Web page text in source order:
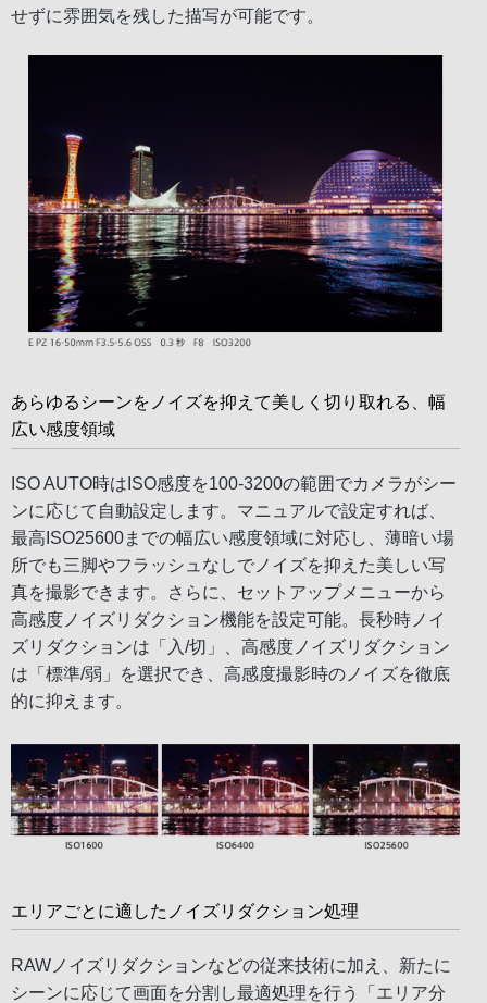
せずに雰囲気を残した描写が可能です。
あらゆるシーンをノイズを抑えて美しく切り取れる、幅
広い感度領域
ISO AUTO時はISO感度を100-3200の範囲でカメラがシー
ンに応じて自動設定します。マニュアルで設定すれば、
最高ISO25600までの幅広い感度領域に対応し、薄暗い場
所でも三脚やフラッシュなしでノイズを抑えた美しい写
真を撮影できます。さらに、セットアップメニューから
高感度ノイズリダクション機能を設定可能。長秒時ノイ
ズリダクションは「入/切」、高感度ノイズリダクション
は「標準/弱」を選択でき、高感度撮影時のノイズを徹底
的に抑えます。
エリアごとに適したノイズリダクション処理
RAWノイズリダクションなどの従来技術に加え、新たに
シーンに応じて画面を分割し最適処理を行う「エリア分